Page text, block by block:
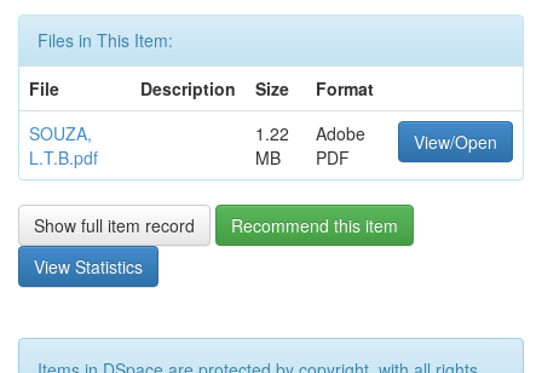
Files in This Item:
File
Description Size
Format
SOUZA,
L.T.B.pdf
1.22
MB
Adobe
PDF
View/Open
Show full item record
Recommend this item
View Statistics